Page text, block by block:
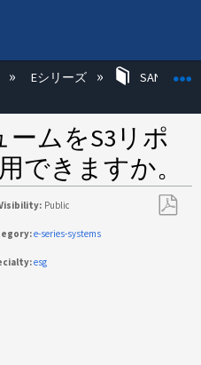
開/折りたたむ
Eシリーズ SANtricity
ームをS3リポ
できますか。
Public
e-series-systems
esg